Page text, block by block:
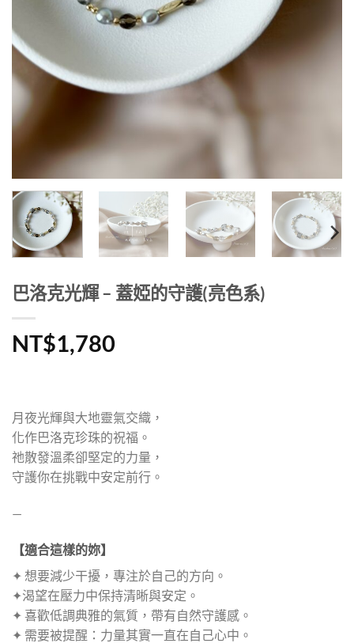
巴洛克光輝 – 蓋婭的守護(亮色系)
NT$1,780
月夜光輝與大地靈氣交織，
化作巴洛克珍珠的祝福。
祂散發溫柔卻堅定的力量，
守護你在挑戰中安定前行。
—
【適合這樣的妳】
✦ 想要減少干擾，專注於自己的方向。
✦渴望在壓力中保持清晰與安定。
✦ 喜歡低調典雅的氣質，帶有自然守護感。
✦ 需要被提醒：力量其實一直在自己心中。